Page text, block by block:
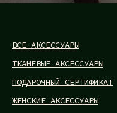
ВСЕ АКСЕССУАРЫ
ТКАНЕВЫЕ АКСЕССУАРЫ
ПОДАРОЧНЫЙ СЕРТИФИКАТ
ЖЕНСКИЕ АКСЕССУАРЫ